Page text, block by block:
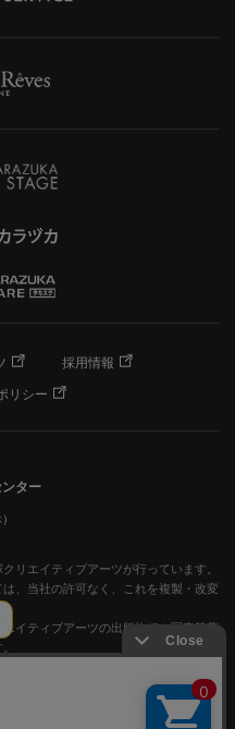
採用情報
リシー
ター
リエイティブアーツが行っています。
、当社の許可なく、これを複製・改変
イティブアーツの出版物ほか写真等著